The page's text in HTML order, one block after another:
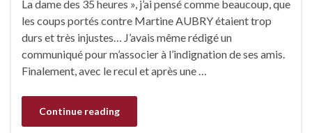
La dame des 35 heures », j’ai pensé comme beaucoup, que
les coups portés contre Martine AUBRY étaient trop
durs et très injustes… J’avais même rédigé un
communiqué pour m’associer à l’indignation de ses amis.
Finalement, avec le recul et après une …
Continue reading